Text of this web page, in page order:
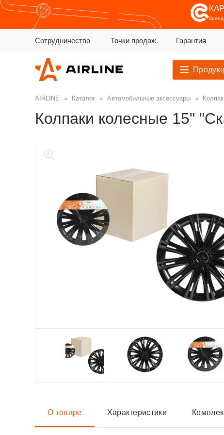
Сотрудничество Точки продаж Гарантия
AIRLINE » Каталог » Автомобильные аксессуары »
Колпаки колесные 15"
О товаре Характеристики